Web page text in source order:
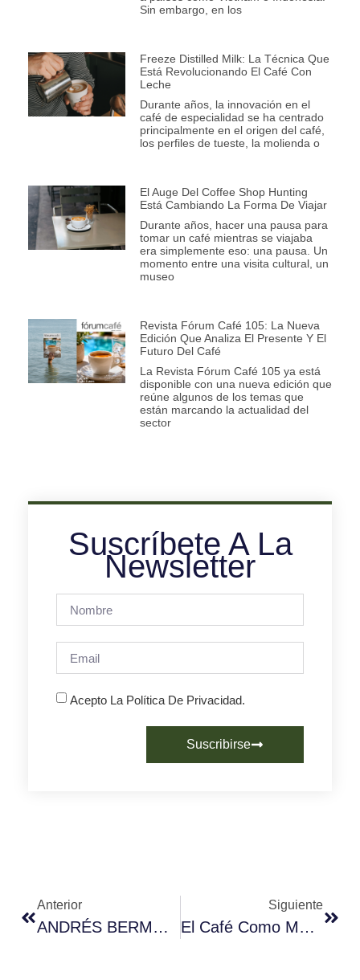
Sin embargo, en los
Freeze Distilled Milk: La Técnica Que
Está Revolucionando El Café Con
Leche
Durante años, la innovación en el
café de especialidad se ha centrado
principalmente en el origen del café,
los perfiles de tueste, la molienda o
El Auge Del Coffee Shop Hunting
Está Cambiando La Forma De Viajar
Durante años, hacer una pausa para
tomar un café mientras se viajaba
era simplemente eso: una pausa. Un
momento entre una visita cultural, un
museo
Revista Fórum Café 105: La Nueva
Edición Que Analiza El Presente Y El
Futuro Del Café
La Revista Fórum Café 105 ya está
disponible con una nueva edición que
reúne algunos de los temas que
están marcando la actualidad del
sector
Suscríbete A La
Newsletter
Acepto La Política De Privacidad.
Suscribirse
Anterior
ANDRÉS BERMÚDEZ, NUEVO PRESIDENTE DE AECAFÉ
Siguiente
El Café Como Medio De Vida En Honduras